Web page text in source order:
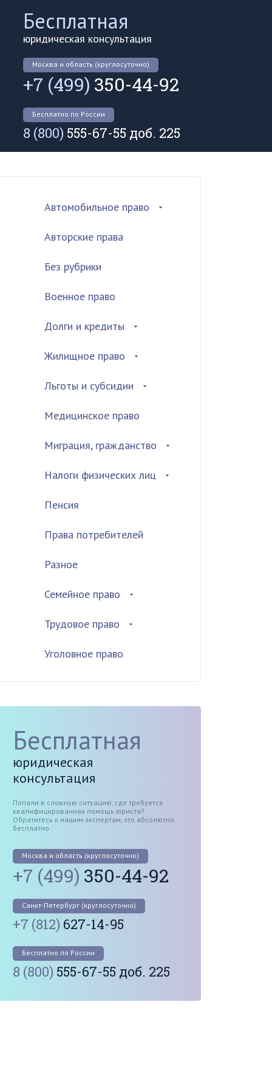
Бесплатная
юридическая консультация
Москва и область (круглосуточно)
+7 (499) 350-44-92
Бесплатно по России
8 (800) 555-67-55 доб. 225
Автомобильное право
Авторские права
Без рубрики
Военное право
Долги и кредиты
Жилищное право
Льготы и субсидии
Медицинское право
Миграция, гражданство
Налоги физических лиц
Пенсия
Права потребителей
Разное
Семейное право
Трудовое право
Уголовное право
Бесплатная
юридическая
консультация
Попали в сложную ситуацию, где требуется
квалифицированная помощь юриста?
Обратитесь к нашим экспертам, это абсолютно
бесплатно
Москва и область (круглосуточно)
+7 (499) 350-44-92
Санкт-Петербург (круглосуточно)
+7 (812) 627-14-95
Бесплатно по России
8 (800) 555-67-55 доб. 225